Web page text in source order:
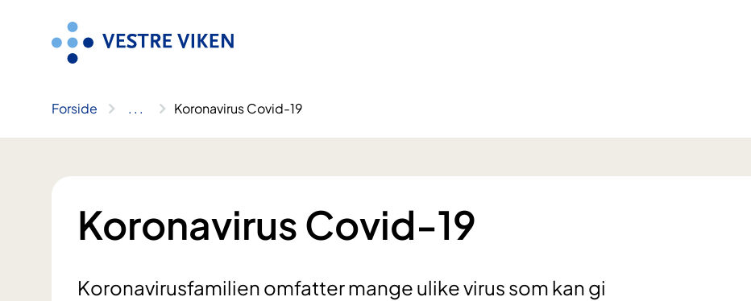
Forside .. . Koronavirus Covid-19
Koronavirus Covid-19
Koronavirusfamilien omfatter mange ulike virus som kan gi